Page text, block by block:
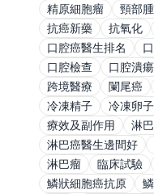
精原細胞瘤
頸部
抗癌新藥
抗氧化
口腔癌醫生排名
口腔檢查
口腔潰瘍
跨境醫療
闌尾癌
冷凍精子
冷凍卵子
療效及副作用
淋
淋巴癌醫生邊間好
淋巴瘤
臨床試驗
鱗狀細胞癌抗原